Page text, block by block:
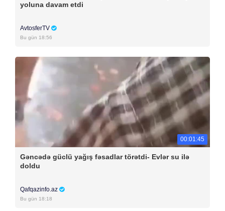
yoluna davam etdi
AvtosferTV
Bu gün 18:56
00:01:45
Gəncədə güclü yağış fəsadlar törətdi- Evlər su ilə
doldu
Qafqazinfo.az
Bu gün 18:18